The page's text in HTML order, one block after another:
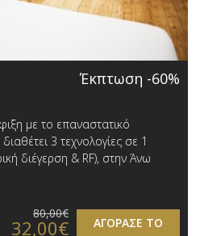
Έκπτωση -60%
με το επαναστατικό
3 τεχνολογίες σε 1
διέγερση & RF), στην Άνω
ΑΓΟΡΑΣΕ ΤΟ
80,00€
32,00€